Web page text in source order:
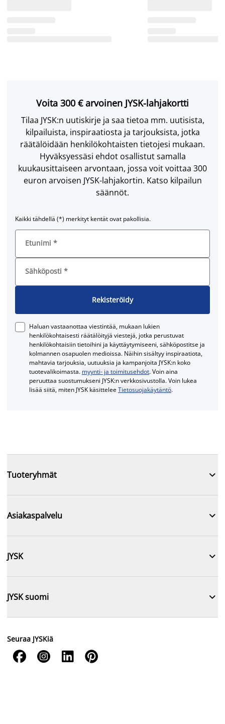
Voita 300 € arvoinen JYSK-lahjakortti
Tilaa JYSK:n uutiskirje ja saa tietoa mm. uutisista,
kilpailuista, inspiraatiosta ja tarjouksista, jotka
räätälöidään henkilökohtaisten tietojesi mukaan.
Hyväksyessäsi ehdot osallistut samalla
kuukausittaiseen arvontaan, jossa voit voittaa 300
euron arvoisen JYSK-lahjakortin. Katso kilpailun
säännöt.
Kaikki tähdellä (*) merkityt kentät ovat pakollisia.
Etunimi *
Sähköposti *
Rekisteröidy
Haluan vastaanottaa viestintää, mukaan lukien
henkilökohtaisesti räätälöityjä viestejä, jotka perustuvat
henkilökohtaisiin tietoihini ja käyttäytymiseeni, sähköpostitse ja
kolmannen osapuolen medioissa. Näihin sisältyy inspiraatiota,
mahtavia tarjouksia, uutuuksia ja kampanjoita JYSK:n koko
tuotevalikoimasta. myynti- ja toimitusehdot. Voin aina
peruuttaa suostumukseni JYSK:n verkkosivustolla. Voin lukea
lisää siitä, miten JYSK käsitteleeTietosuojakäytäntö.
Tuoteryhmät 
Asiakaspalvelu 
JYSK 
JYSK suomi 
Seuraa JYSKiä
   